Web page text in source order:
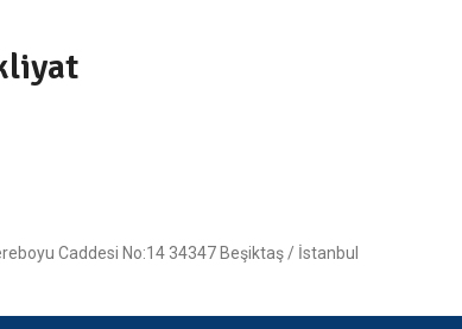
Caddesi No:14 34347 Beşiktaş / İstanbul